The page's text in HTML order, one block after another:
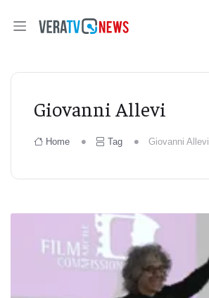
Giovanni Allevi
Home Tag Giovanni Allevi